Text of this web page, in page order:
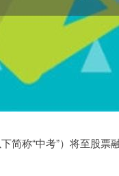
简称“中考”）将至股